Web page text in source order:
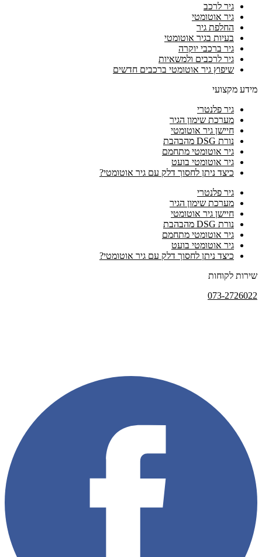
גיר לרכב
גיר אוטומטי
החלפת גיר
בעיות בגיר אוטומטי
גיר ברכבי יוקרה
גיר לרכבים ולמשאיות
שיפוץ גיר אוטומטי ברכבים חדשים
מידע מקצועי
גיר פלנטרי
מערכת שימון הגיר
חיישן גיר אוטומטי
נורת DSG מהבהבת
גיר אוטומטי מתחמם
גיר אוטומטי בועט
כיצד ניתן לחסוך דלק עם גיר אוטומטי?
גיר פלנטרי
מערכת שימון הגיר
חיישן גיר אוטומטי
נורת DSG מהבהבת
גיר אוטומטי מתחמם
גיר אוטומטי בועט
כיצד ניתן לחסוך דלק עם גיר אוטומטי?
שירות לקוחות
073-2726022